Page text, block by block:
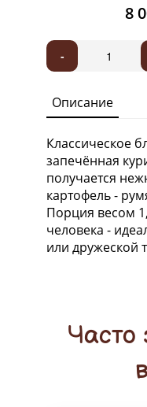
8
-
Описание
Классическое
запечённая
получается
картофель -
Порция весом
человека -
или дружеской
Часто